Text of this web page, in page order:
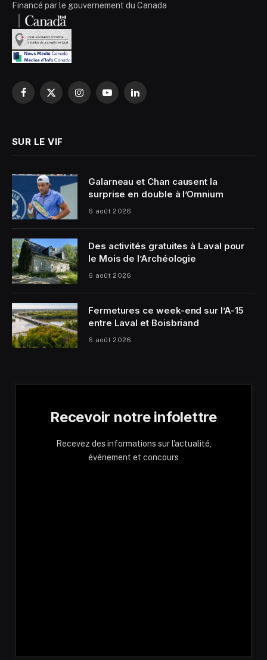
Financé par le gouvernement du Canada
Facebook
X
InstagramYouTubeLinkedIn
SUR LE VIF
Galarneau et Chan causent la
surprise en double à l’Omnium
6 août 2026
Des activités gratuites à Laval pour
le Mois de l’Archéologie
6 août 2026
Fermetures ce week-end sur l’A-15
entre Laval et Boisbriand
6 août 2026
Recevoir notre infolettre
Recevez des informations sur l'actualité,
événement et concours